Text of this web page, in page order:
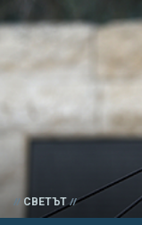
СВЕТЪТ